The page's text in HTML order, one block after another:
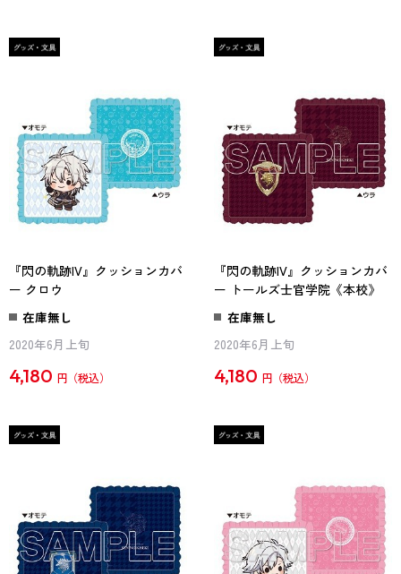
『閃の軌跡IV』クッションカバ
ー クロウ
在庫無し
2020年6月上旬
4,180 円
『閃の軌跡IV』クッションカバ
ー トールズ士官学院《本校》
在庫無し
2020年6月上旬
4,180 円